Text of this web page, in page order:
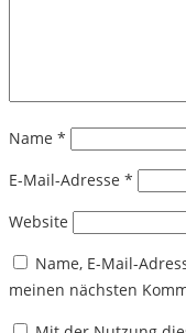
Name *
E-Mail-Adresse *
Website
Name, E-Mail-
meinen nächsten